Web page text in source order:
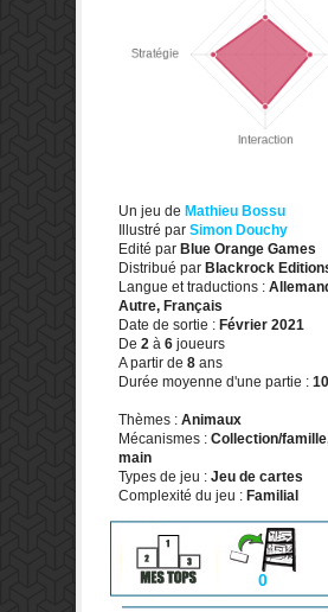
Un jeu de Mathieu Bossu
Illustré par Simon Douchy
Edité par Blue Orange Games
Distribué par Blackrock
Langue et traductions :
Autre, Français
Date de sortie : Février 2021
De 2 à 6 joueurs
A partir de 8 ans
Durée moyenne d'une partie : 10
Thèmes : Animaux
Mécanismes : Collection/
main
Types de jeu : Jeu de cartes
Complexité du jeu : Familial
0